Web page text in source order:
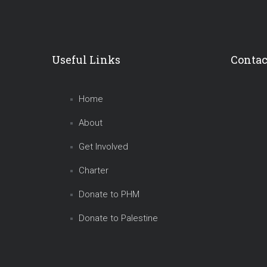
Useful Links
Home
About
Get Involved
Charter
Donate to PHM
Donate to Palestine